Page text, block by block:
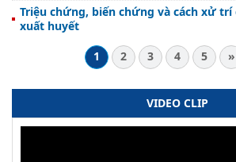
Triệu chứng, biến chứng và cách xử
xuất huyết
1
2 3 4 5 »
VIDEO CLIP